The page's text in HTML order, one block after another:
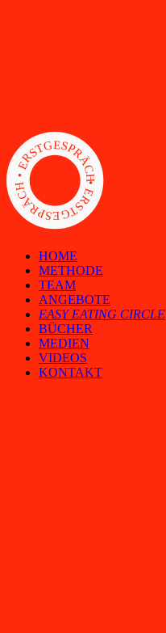
• ERSTGESPRÄCH • ERSTGESPRÄCH
HOME
METHODE
TEAM
ANGEBOTE
EASY EATING CIRCLE
BÜCHER
MEDIEN
VIDEOS
KONTAKT